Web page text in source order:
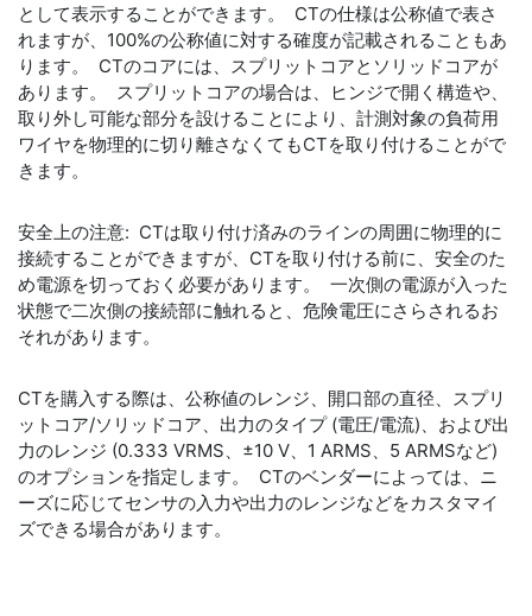
として表示することができます。 CTの仕様は公称値で表さ
れますが、100%の公称値に対する確度が記載されることもあ
ります。 CTのコアには、スプリットコアとソリッドコアが
あります。 スプリットコアの場合は、ヒンジで開く構造や、
取り外し可能な部分を設けることにより、計測対象の負荷用
ワイヤを物理的に切り離さなくてもCTを取り付けることがで
きます。
安全上の注意: CTは取り付け済みのラインの周囲に物理的に
接続することができますが、CTを取り付ける前に、安全のた
め電源を切っておく必要があります。 一次側の電源が入った
状態で二次側の接続部に触れると、危険電圧にさらされるお
それがあります。
CTを購入する際は、公称値のレンジ、開口部の直径、スプリ
ットコア/ソリッドコア、出力のタイプ (電圧/電流)、および出
力のレンジ (0.333 VRMS、±10 V、1 ARMS、5 ARMSなど)
のオプションを指定します。 CTのベンダーによっては、ニ
ーズに応じてセンサの入力や出力のレンジなどをカスタマイ
ズできる場合があります。